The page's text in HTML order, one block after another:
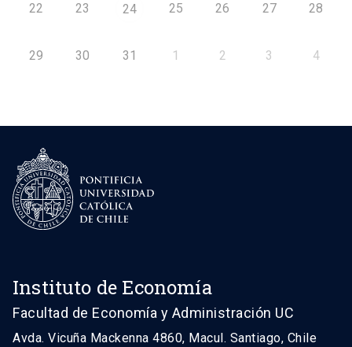
22 23 24 25 26 27 28
29 30 31 1 2 3 4
Instituto de Economía
Facultad de Economía y Administración UC
Avda. Vicuña Mackenna 4860, Macul. Santiago, Chile